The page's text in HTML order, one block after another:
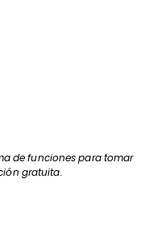
de funciones para tomar
gratuita.